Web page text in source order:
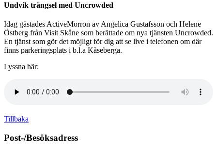
Undvik trängsel med Uncrowded
Idag gästades ActiveMorron av Angelica Gustafsson och Helene
Östberg från Visit Skåne som berättade om nya tjänsten Uncrowded.
En tjänst som gör det möjligt för dig att se live i telefonen om där
finns parkeringsplats i b.l.a Kåseberga.
Lyssna här:
Tillbaka
Post-/Besöksadress